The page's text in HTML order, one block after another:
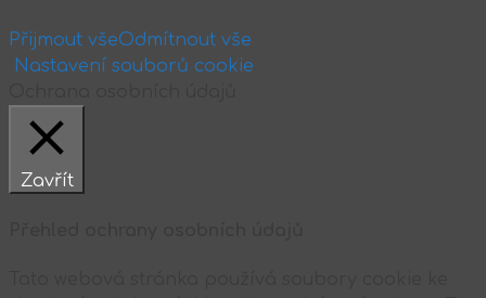
Přijmout všeOdmítnout vše
Nastavení souborů cookie
Zavřít